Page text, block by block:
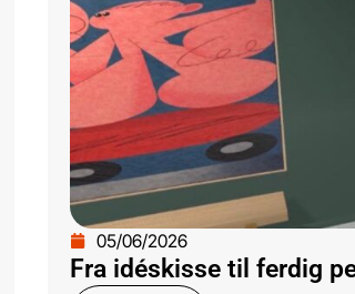
05/06/2026
Fra idéskisse til ferdig